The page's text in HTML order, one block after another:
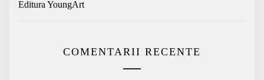
Editura YoungArt
COMENTARII RECENTE